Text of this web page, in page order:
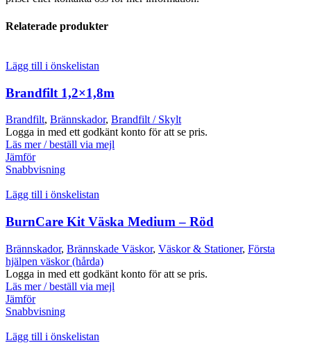
Relaterade produkter
Lägg till i önskelistan
Brandfilt 1,2×1,8m
Brandfilt, Brännskador, Brandfilt / Skylt
Logga in med ett godkänt konto för att se pris.
Läs mer / beställ via mejl
Jämför
Snabbvisning
Lägg till i önskelistan
BurnCare Kit Väska Medium – Röd
Brännskador, Brännskade Väskor, Väskor & Stationer, Första
hjälpen väskor (hårda)
Logga in med ett godkänt konto för att se pris.
Läs mer / beställ via mejl
Jämför
Snabbvisning
Lägg till i önskelistan